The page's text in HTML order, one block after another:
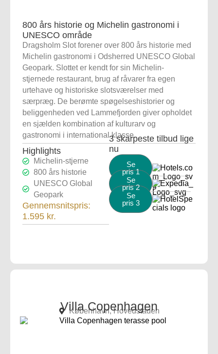
800 års historie og Michelin gastronomi i
UNESCO område
Dragsholm Slot forener over 800 års historie med
Michelin gastronomi i Odsherred UNESCO Global
Geopark. Slottet er kendt for sin Michelin-
stjernede restaurant, brug af råvarer fra egen
urtehave og historiske slotsværelser med
særpræg. De berømte spøgelseshistorier og
beliggenheden ved Lammefjorden giver opholdet
en sjælden kombination af kulturarv og
gastronomi i international klasse.
Highlights
Michelin-stjerne
800 års historie
UNESCO Global
Geopark
Gennemsnitspris:
1.595 kr.
3 skarpeste tilbud lige
nu
Se
pris 1
Se
pris 2
Se
pris 3
Villa Copenhagen
København, Hovedstaden